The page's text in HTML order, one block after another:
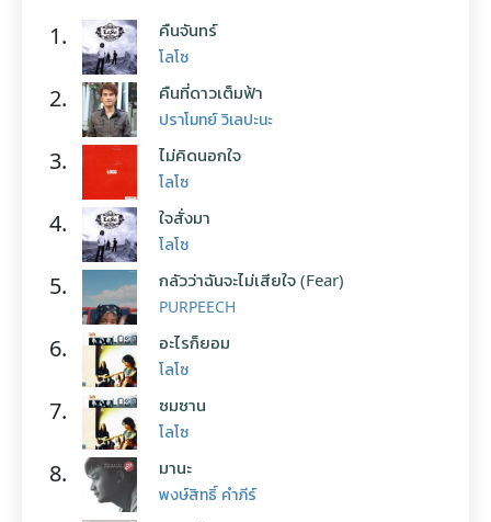
1. คืนจันทร์
โลโซ
2. คืนที่ดาวเต็มฟ้า
ปราโมทย์ วิเลปะนะ
3. ไม่คิดนอกใจ
โลโซ
4. ใจสั่งมา
โลโซ
5. กลัวว่าฉันจะไม่เสียใจ (Fear)
PURPEECH
6. อะไรก็ยอม
โลโซ
7. ซมซาน
โลโซ
8. มานะ
พงษ์สิทธิ์ คำภีร์